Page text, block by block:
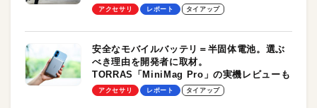
ルユースに最適！
アクセサリ レポート タイアップ
安全なモバイルバッテリ＝半固体電池。選ぶ
べき理由を開発者に取材。
TORRAS「MiniMag Pro」の実機レビューも
アクセサリ レポート タイアップ